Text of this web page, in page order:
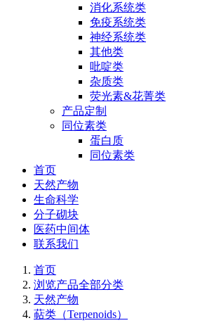
消化系统类
免疫系统类
神经系统类
其他类
吡啶类
杂质类
荧光素&花菁类
产品定制
同位素类
蛋白质
同位素类
首页
天然产物
生命科学
分子砌块
医药中间体
联系我们
首页
浏览产品全部分类
天然产物
萜类（Terpenoids）